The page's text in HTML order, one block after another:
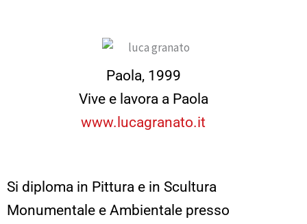
Paola, 1999
Vive e lavora a Paola
www.lucagranato.it
Si diploma in Pittura e in Scultura
Monumentale e Ambientale presso